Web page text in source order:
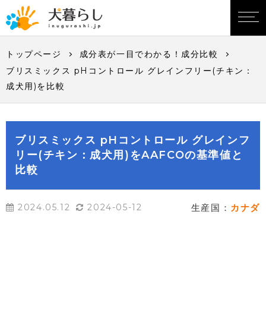
トップページ
成分表が一目でわかる！成分比較
ブリスミックス pHコントロール グレインフリー(チキン：
成犬用)を比較
ブリスミックス pHコントロール グレインフ
リー(チキン：成犬用)をAAFCOの基準値と
比較
2024.05.12 2024-05-12 生産国： カナダ